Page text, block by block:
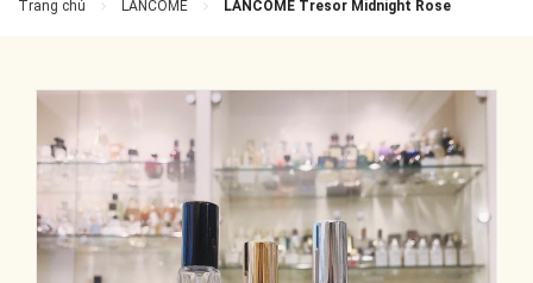
Trang chủ LANCOME LANCOME Tresor Midnight Rose